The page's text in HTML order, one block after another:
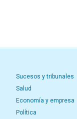
Sucesos y tribunales
Salud
Economía y empresa
Política